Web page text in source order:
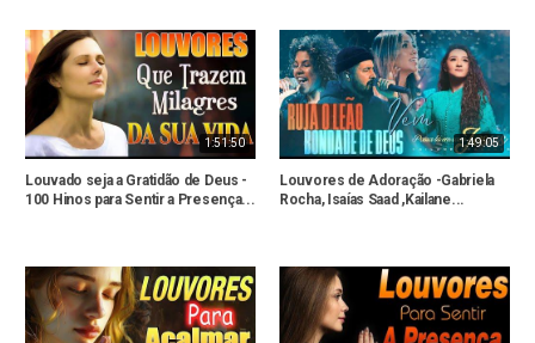
1:51:50
Louvado seja a Gratidão de Deus -
100 Hinos para Sentir a Presença...
1:49:05
Louvores de Adoração -Gabriela
Rocha, Isaías Saad ,Kailane...